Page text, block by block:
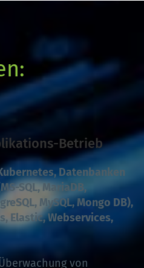
Betrieb
Datenbanken
SQL, MariaDB,
MySQL, Mongo DB),
Elastic, Webservices,
von